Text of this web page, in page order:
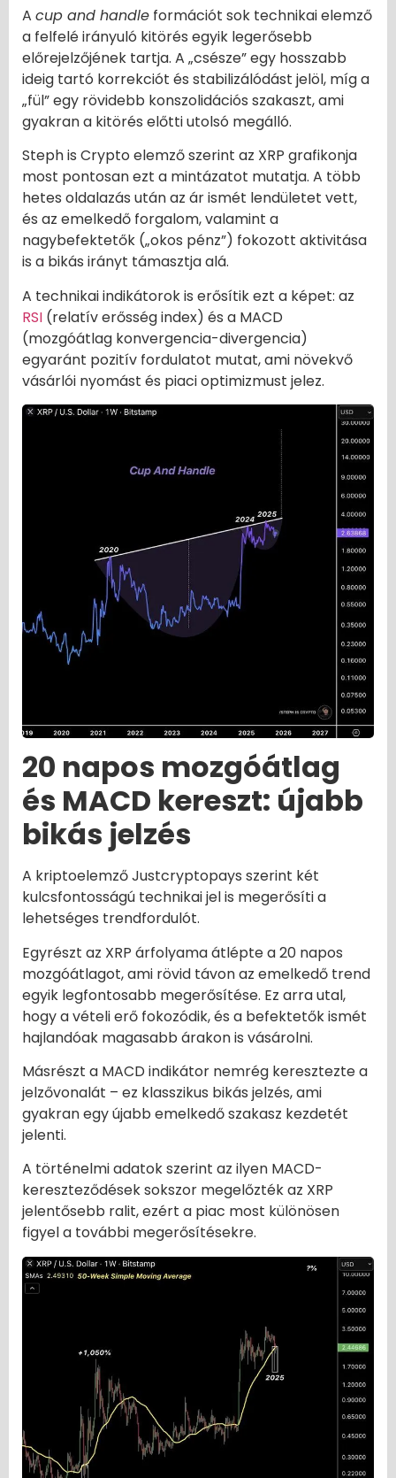
A cup and handle formációt sok technikai elemző
a felfelé irányuló kitörés egyik legerősebb
előrejelzőjének tartja. A „csésze” egy hosszabb
ideig tartó korrekciót és stabilizálódást jelöl, míg a
„fül” egy rövidebb konszolidációs szakaszt, ami
gyakran a kitörés előtti utolsó megálló.
Steph is Crypto elemző szerint az XRP grafikonja
most pontosan ezt a mintázatot mutatja. A több
hetes oldalazás után az ár ismét lendületet vett,
és az emelkedő forgalom, valamint a
nagybefektetők („okos pénz”) fokozott aktivitása
is a bikás irányt támasztja alá.
A technikai indikátorok is erősítik ezt a képet: az
RSI (relatív erősség index) és a MACD
(mozgóátlag konvergencia-divergencia)
egyaránt pozitív fordulatot mutat, ami növekvő
vásárlói nyomást és piaci optimizmust jelez.
20 napos mozgóátlag
és MACD kereszt: újabb
bikás jelzés
A kriptoelemző Justcryptopays szerint két
kulcsfontosságú technikai jel is megerősíti a
lehetséges trendfordulót.
Egyrészt az XRP árfolyama átlépte a 20 napos
mozgóátlagot, ami rövid távon az emelkedő trend
egyik legfontosabb megerősítése. Ez arra utal,
hogy a vételi erő fokozódik, és a befektetők ismét
hajlandóak magasabb árakon is vásárolni.
Másrészt a MACD indikátor nemrég keresztezte a
jelzővonalát – ez klasszikus bikás jelzés, ami
gyakran egy újabb emelkedő szakasz kezdetét
jelenti.
A történelmi adatok szerint az ilyen MACD-
kereszteződések sokszor megelőzték az XRP
jelentősebb ralit, ezért a piac most különösen
figyel a további megerősítésekre.